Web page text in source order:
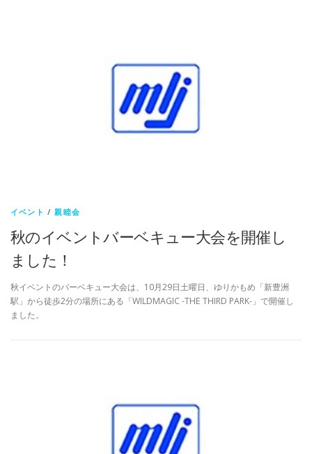
イベント /親睦会
秋のイベントバーベキュー大会を開催し
ました！
秋イベントのバーベキュー大会は、10月29日土曜日、ゆりかもめ「新豊洲
駅」から徒歩2分の場所にある「WILDMAGIC -THE THIRD PARK-」で開催し
ました。